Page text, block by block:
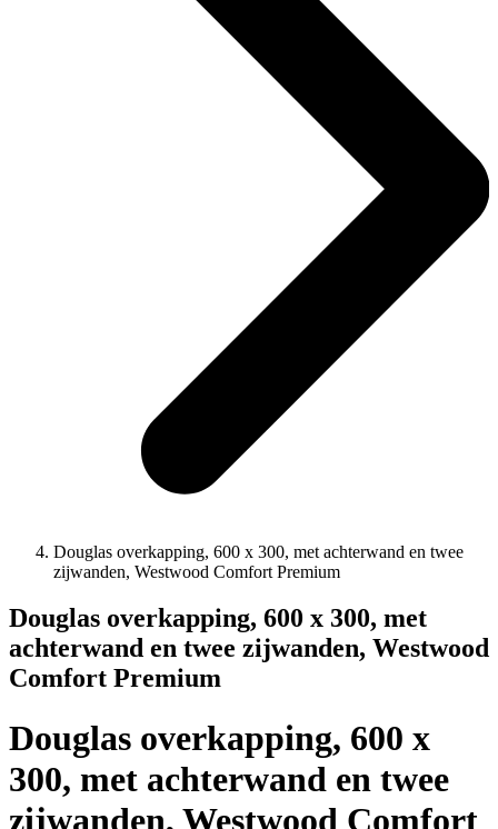
Douglas overkapping, 600 x 300, met achterwand en twee
zijwanden, Westwood Comfort Premium
Douglas overkapping, 600 x 300, met
achterwand en twee zijwanden, Westwood
Comfort Premium
Douglas overkapping, 600 x
300, met achterwand en twee
zijwanden, Westwood Comfort